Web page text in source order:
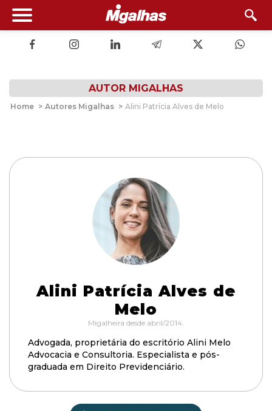
AUTOR MIGALHAS
Home > Autores Migalhas > Alini Patrícia Alves de Melo
Alini Patrícia Alves de
Melo
Migalheira desde abril/2014.
Advogada, proprietária do escritório Alini Melo
Advocacia e Consultoria. Especialista e pós-
graduada em Direito Previdenciário.